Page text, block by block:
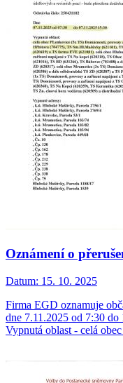
Oznámení o
Datum: 15. 10. 2025
Firma EGD oznamuje
dne 7.11.2025 od 7:30 do
Vypnutá oblast - celá